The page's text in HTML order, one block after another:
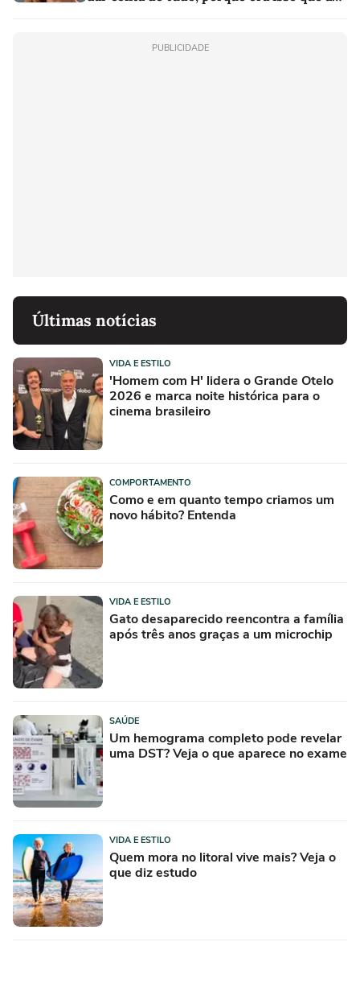
PUBLICIDADE
Últimas notícias
VIDA E ESTILO
'Homem com H' lidera o Grande Otelo
2026 e marca noite histórica para o
cinema brasileiro
COMPORTAMENTO
Como e em quanto tempo criamos um
novo hábito? Entenda
VIDA E ESTILO
Gato desaparecido reencontra a família
após três anos graças a um microchip
SAÚDE
Um hemograma completo pode revelar
uma DST? Veja o que aparece no exame
VIDA E ESTILO
Quem mora no litoral vive mais? Veja o
que diz estudo